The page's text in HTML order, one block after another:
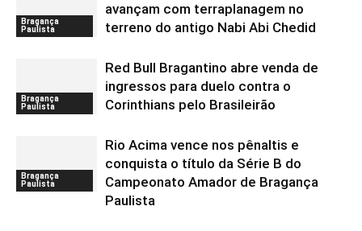
Bragança
Paulista
avançam com terraplanagem no
terreno do antigo Nabi Abi Chedid
Bragança
Paulista
Red Bull Bragantino abre venda de
ingressos para duelo contra o
Corinthians pelo Brasileirão
Bragança
Paulista
Rio Acima vence nos pênaltis e
conquista o título da Série B do
Campeonato Amador de Bragança
Paulista